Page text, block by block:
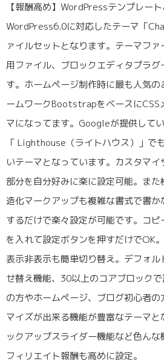
【報酬高め】WordPressテンプレート
WordPress6.0に対応したテーマ「
ァイルセットとなります。テーマフ
用ファイル、ブロックエディタプラ
す。ホームページ制作時に最も人気
ームワークBootstrapをベースにCSS
マになってます。Googleが提供して
「 Lighthouse（ライトハウス）」で
いテーマとなっています。カスタマ
部分を自分好みに楽に設定可能。ま
造化マークアップも複雑な書式で書
するだけで楽々設定が可能です。コ
を入れて設定ボタンを押すだけでOK
表示非表示も簡単切り替え。デフォ
せ替え機能、30以上のコアブロック
の方やホームページ、ブログ初心者
マイズが出来る機能が豊富なテーマ
ックアップスライダー機能など色ん
フィリエイト報酬も高めに設定。